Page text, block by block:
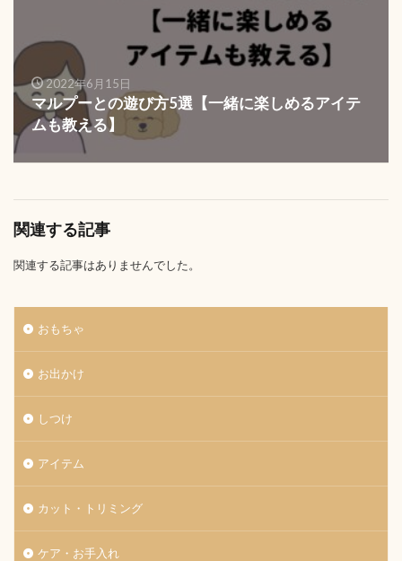
2022年6月15日
マルプーとの遊び方5選【一緒に楽しめるアイテ
ムも教える】
関連する記事
関連する記事はありませんでした。
おもちゃ
お出かけ
しつけ
アイテム
カット・トリミング
ケア・お手入れ